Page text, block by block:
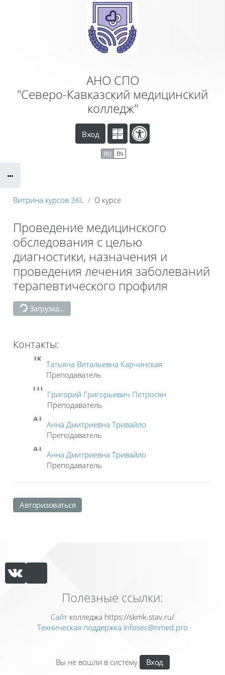
Перейти к основному содержанию
АНО СПО
"Северо-Кавказский медицинский
колледж"
Вход
RU EN
Витрина курсов 3KL О курсе
Проведение медицинского
обследования с целью
диагностики, назначения и
проведения лечения заболеваний
терапевтического профиля
Загрузка...
Контакты:
ТК
Татьяна Витальевна Карчинская
Преподаватель
ГП
Григорий Григорьевич Петросян
Преподаватель
АТ
Анна Дмитриевна Тривайло
Преподаватель
АТ
Анна Дмитриевна Тривайло
Преподаватель
Авторизоваться
Полезные ссылки:
Сайт колледжа https://skmk-stav.ru/
Техническая поддержка infosec@nmed.pro
Вы не вошли в систему Вход